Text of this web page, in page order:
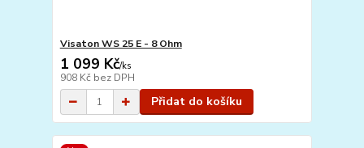
Visaton WS 25 E - 8 Ohm
1 099 Kč/ks
908 Kč bez DPH
Přidat do košíku